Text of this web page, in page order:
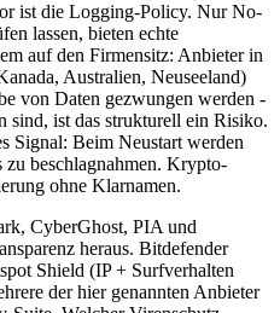
ist die Logging-Policy. Nur No-
lassen, bieten echte
auf den Firmensitz: Anbieter in
Australien, Neuseeland)
von Daten gezwungen werden -
sind, ist das strukturell ein Risiko.
Signal: Beim Neustart werden
zu beschlagnahmen. Krypto-
ohne Klarnamen.
CyberGhost, PIA und
heraus. Bitdefender
Shield (IP + Surfverhalten
der hier genannten Anbieter